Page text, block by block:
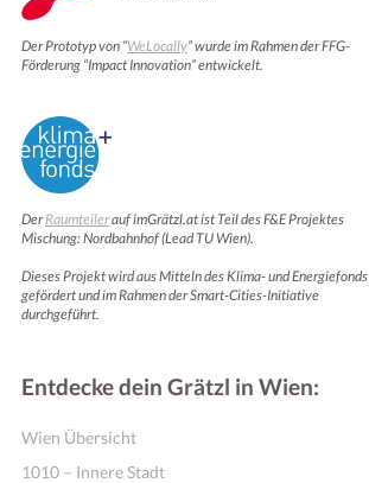
Der Prototyp von “WeLocally” wurde im Rahmen der FFG-
Förderung “Impact Innovation” entwickelt.
DerRaumteilerauf imGrätzl.at ist Teil des F&E Projektes
Mischung: Nordbahnhof (Lead TU Wien).
Dieses Projekt wird aus Mitteln des Klima- und Energiefonds
gefördert und im Rahmen der Smart-Cities-Initiative
durchgeführt.
Entdecke dein Grätzl in Wien:
Wien Übersicht
1010 – Innere Stadt